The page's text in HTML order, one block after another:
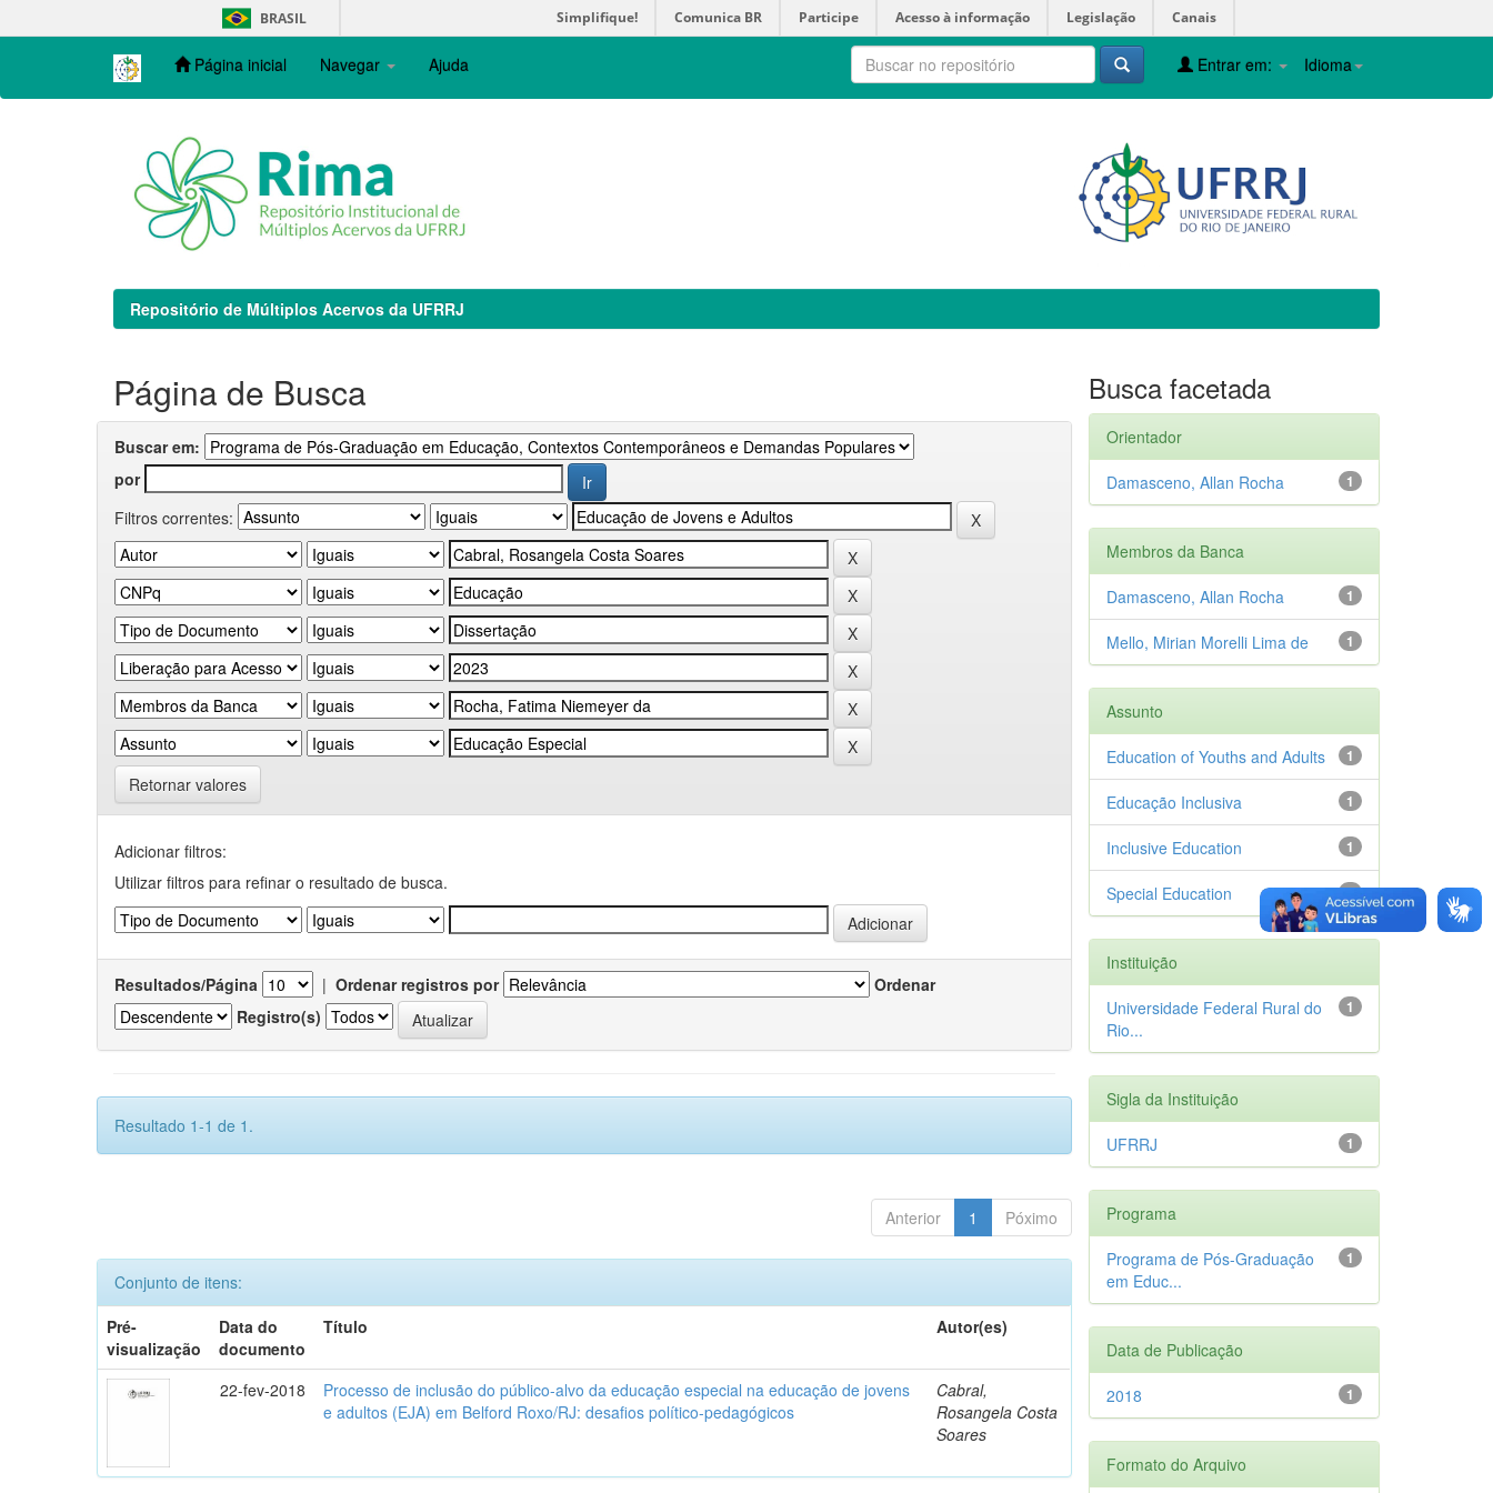
navigation
BRASIL Simplifique! Comunica BR Participe Acesso à informação Legislação Canais
Página inicial Navegar Ajuda Idioma
Entrar em:
Repositório de Múltiplos Acervos da UFRRJ
Página de Busca
Buscar em:
por
Filtros correntes:
Retornar valores
Adicionar filtros:
Utilizar filtros para refinar o resultado de busca.
Resultados/Página | Ordenar registros por
Ordenar
Registro(s)
Resultado 1-1 de 1.
Anterior 1 Póximo
Conjunto de itens:
Pré-
visualização
Data do
documento
Título Autor(es)
22-fev-2018
Processo de inclusão do público-alvo da educação especial na educação de jovens
e adultos (EJA) em Belford Roxo/RJ: desafios político-pedagógicos
Cabral,
Rosangela Costa
Soares
Busca facetada
Orientador
1
Damasceno, Allan Rocha
Membros da Banca
1
Damasceno, Allan Rocha
1
Mello, Mirian Morelli Lima de
Assunto
1
Education of Youths and Adults
1
Educação Inclusiva
1
Inclusive Education
1
Special Education
Instituição
1
Universidade Federal Rural do
Rio...
Sigla da Instituição
1
UFRRJ
Programa
1
Programa de Pós-Graduação
em Educ...
Data de Publicação
1
2018
Formato do Arquivo